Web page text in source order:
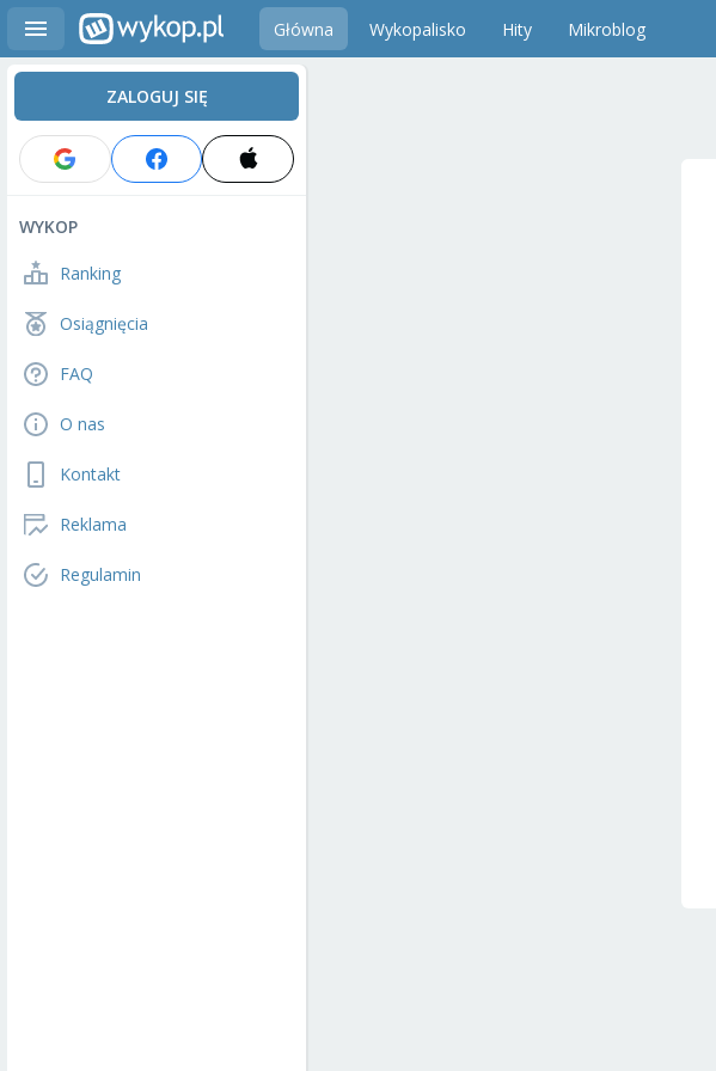
Główna Wykopalisko Hity Mikroblog
ZALOGUJ SIĘ
WYKOP
Ranking
Osiągnięcia
FAQ
O nas
Kontakt
Reklama
Regulamin